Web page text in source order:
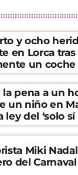
y ocho
en Lorca tras
un
la pena a un
un niño en
ley del ‘solo sí
Miki
del